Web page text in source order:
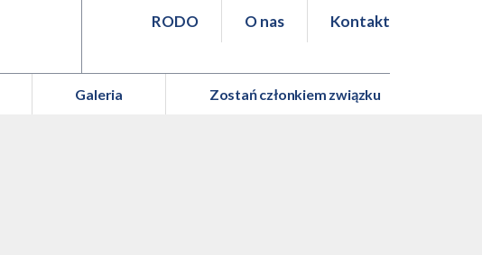
RODO O nas Kontakt
Galeria Zostań członkiem związku